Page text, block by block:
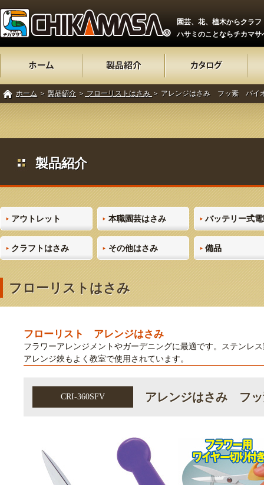
園芸、花、植木からクラフ
ハサミのことならチカマサ
ホーム ＞ 製品紹介 ＞ フローリストはさみ ＞ アレンジはさみ フッ素 バイ
製品紹介
アウトレット 本職園芸はさみ バッテリー式
クラフトはさみ その他はさみ 備品
フローリストはさみ
フローリスト アレンジはさみ
フラワーアレンジメントやガーデニングに最適です。ステンレ
アレンジ鋏もよく教室で使用されています。
CRI-360SFV アレンジはさみ フ